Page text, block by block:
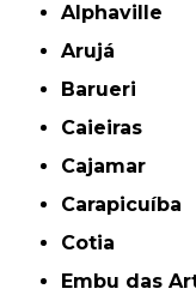
Alphaville
Arujá
Barueri
Caieiras
Cajamar
Carapicuíba
Cotia
Embu das